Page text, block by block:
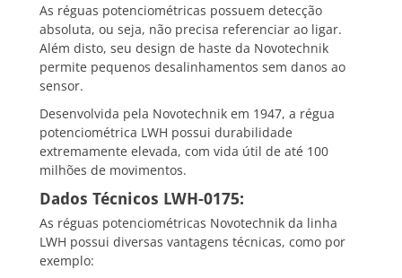
As réguas potenciométricas possuem detecção
absoluta, ou seja, não precisa referenciar ao ligar.
Além disto, seu design de haste da Novotechnik
permite pequenos desalinhamentos sem danos ao
sensor.
Desenvolvida pela Novotechnik em 1947, a régua
potenciométrica LWH possui durabilidade
extremamente elevada, com vida útil de até 100
milhões de movimentos.
Dados Técnicos LWH-0175:
As réguas potenciométricas Novotechnik da linha
LWH possui diversas vantagens técnicas, como por
exemplo: